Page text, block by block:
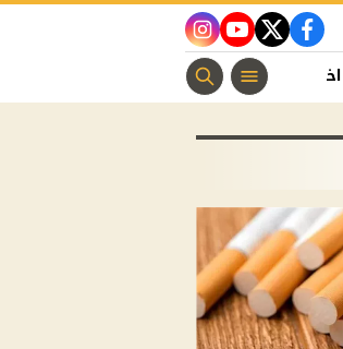
facebook
twitter
youtube
instagram
اخبار الفن منوعات مسيحية